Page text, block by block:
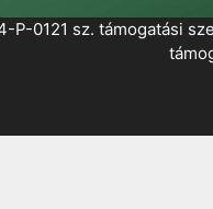
P-0121 sz. támogatási